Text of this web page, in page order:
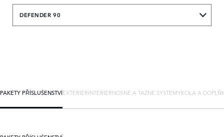
DEFENDER 90
PAKETY PŘÍSLUŠENSTVÍEXTERIÉRINTERIÉRNOSNÉ A TAŽNÉ SYSTÉMYKOLA A